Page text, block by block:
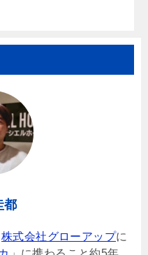
都
株式会社グローアップに